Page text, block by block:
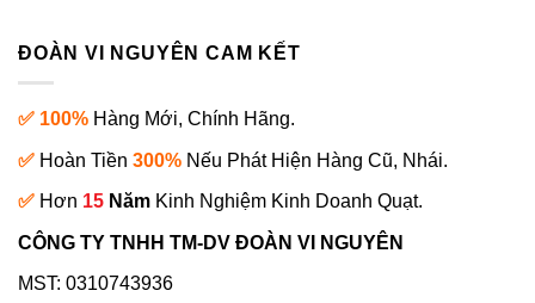
ĐOÀN VI NGUYÊN CAM KẾT
✅ 100% Hàng Mới, Chính Hãng.
✅ Hoàn Tiền 300% Nếu Phát Hiện Hàng Cũ, Nhái.
✅ Hơn 15 Năm Kinh Nghiệm Kinh Doanh Quạt.
CÔNG TY TNHH TM-DV ĐOÀN VI NGUYÊN
MST: 0310743936